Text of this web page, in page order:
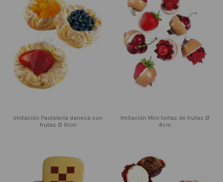
Imitación Pastelería danesa con
frutas Ø 9cm
Imitación Mini tortas de frutas Ø
4cm